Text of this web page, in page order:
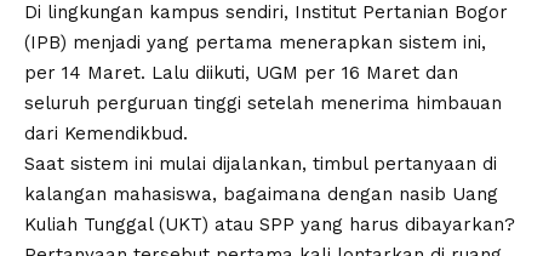
Di lingkungan kampus sendiri, Institut Pertanian Bogor
(IPB) menjadi yang pertama menerapkan sistem ini,
per 14 Maret. Lalu diikuti, UGM per 16 Maret dan
seluruh perguruan tinggi setelah menerima himbauan
dari Kemendikbud.
Saat sistem ini mulai dijalankan, timbul pertanyaan di
kalangan mahasiswa, bagaimana dengan nasib Uang
Kuliah Tunggal (UKT) atau SPP yang harus dibayarkan?